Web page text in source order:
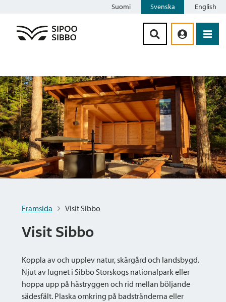
Suomi Svenska English
Framsida Visit Sibbo
Visit Sibbo
Koppla av och upplev natur, skärgård och landsbygd.
Njut av lugnet i Sibbo Storskogs nationalpark eller
hoppa upp på hästryggen och rid mellan böljande
sädesfält. Plaska omkring på badstränderna eller